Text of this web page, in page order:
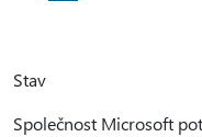
Stav
Společnost Microsoft